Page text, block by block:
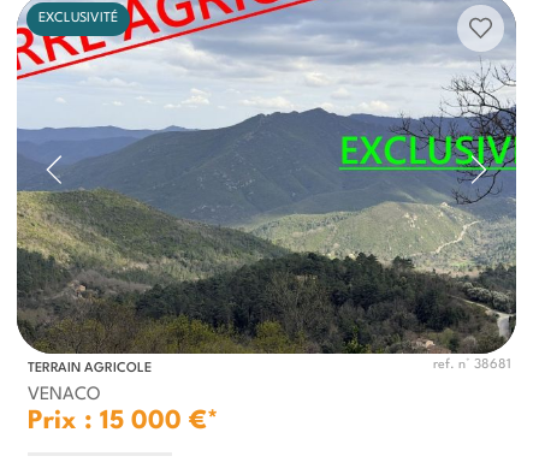
EXCLUSIVITÉ
TERRAIN AGRICOLE ref. n° 38681
VENACO
Prix : 15 000 €*